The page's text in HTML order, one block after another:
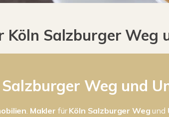
Salzburger Weg
Weg und
. Makler fürKöln Salzburger Wegund